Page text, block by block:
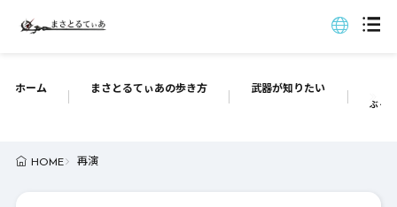
ホーム まさとるてぃあの歩き方 武器が知りたい
ぶっ
HOME 再演